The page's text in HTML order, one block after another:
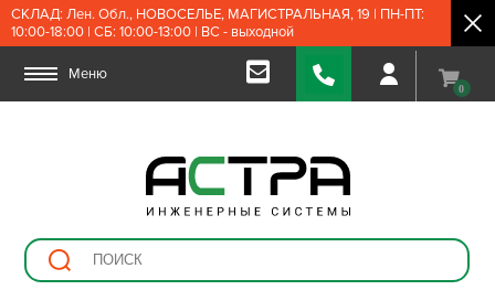
СКЛАД: Лен. Обл., НОВОСЕЛЬЕ, МАГИСТРАЛЬНАЯ, 19 | ПН-ПТ:
10:00-18:00 | СБ: 10:00-13:00 | ВС - выходной
Меню
0